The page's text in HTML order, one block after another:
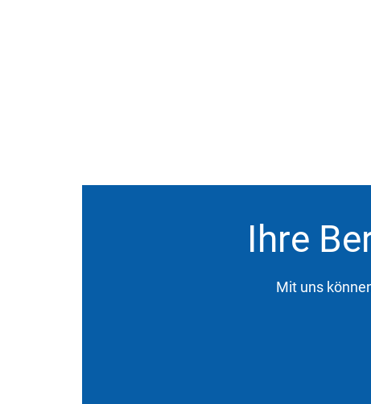
Ihre
Mit uns